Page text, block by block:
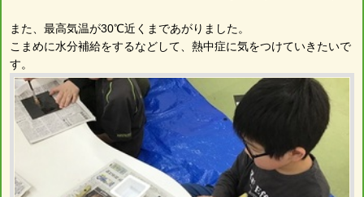
また、最高気温が30℃近くまであがりました。
こまめに水分補給をするなどして、熱中症に気をつけていきたいで
す。